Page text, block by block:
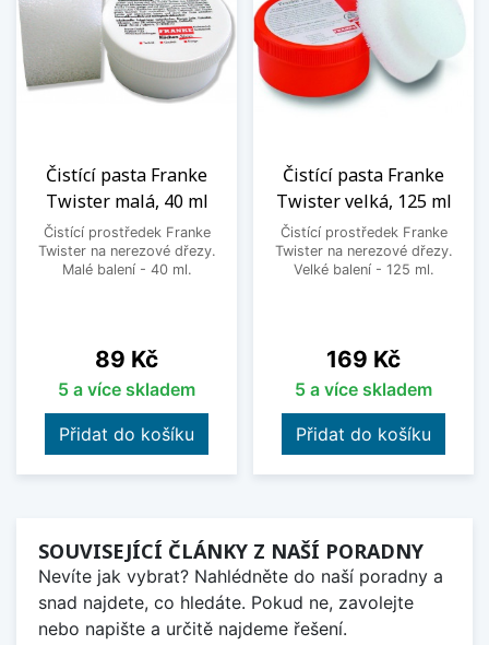
Čistící pasta Franke
Twister malá, 40 ml
Čistící prostředek Franke
Twister na nerezové dřezy.
Malé balení - 40 ml.
Cena
89 Kč
5 a více skladem
Přidat do košíku
Čistící pasta Franke
Twister velká, 125 ml
Čistící prostředek Franke
Twister na nerezové dřezy.
Velké balení - 125 ml.
Cena
169 Kč
5 a více skladem
Přidat do košíku
SOUVISEJÍCÍ ČLÁNKY Z NAŠÍ PORADNY
Nevíte jak vybrat? Nahlédněte do naší poradny a
snad najdete, co hledáte. Pokud ne, zavolejte
nebo napište a určitě najdeme řešení.